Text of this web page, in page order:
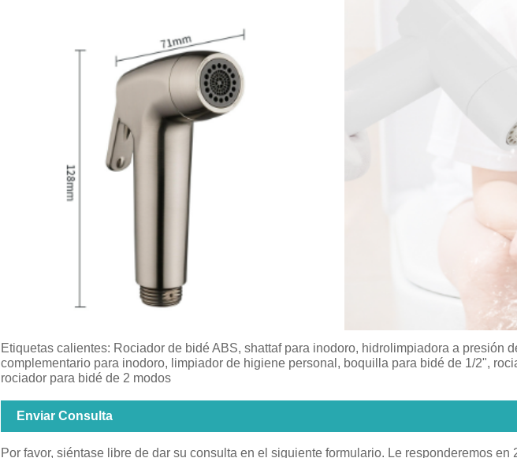
Etiquetas calientes: Rociador de bidé ABS, shattaf para inodoro, hidrolimpiadora a presión
complementario para inodoro, limpiador de higiene personal, boquilla para bidé de 1/2",
rociador para bidé de 2 modos
Enviar Consulta
Por favor, siéntase libre de dar su consulta en el siguiente formulario. Le responderemos en